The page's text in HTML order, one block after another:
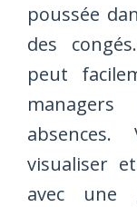
poussée
des
peut
visualiser
avec une